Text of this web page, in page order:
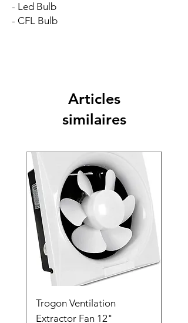
- Led Bulb
- CFL Bulb
Articles
similaires
Trogon Ventilation
Extractor Fan 12"